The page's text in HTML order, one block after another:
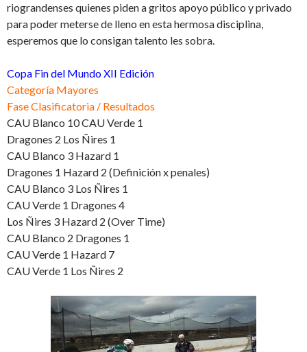
riograndenses quienes piden a gritos apoyo público y privado
para poder meterse de lleno en esta hermosa disciplina,
esperemos que lo consigan talento les sobra.
Copa Fin del Mundo XII Edición
Categoría Mayores
Fase Clasificatoria / Resultados
CAU Blanco 10 CAU Verde 1
Dragones 2 Los Ñires 1
CAU Blanco 3 Hazard 1
Dragones 1 Hazard 2 (Definición x penales)
CAU Blanco 3 Los Ñires 1
CAU Verde 1 Dragones 4
Los Ñires 3 Hazard 2 (Over Time)
CAU Blanco 2 Dragones 1
CAU Verde 1 Hazard 7
CAU Verde 1 Los Ñires 2